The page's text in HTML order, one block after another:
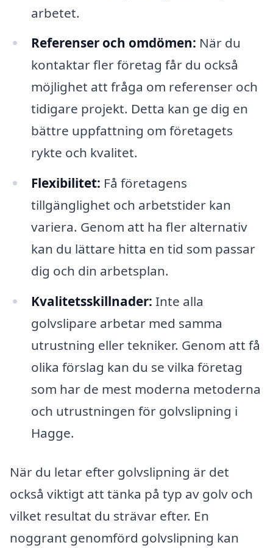
arbetet.
Referenser och omdömen: När du
kontaktar fler företag får du också
möjlighet att fråga om referenser och
tidigare projekt. Detta kan ge dig en
bättre uppfattning om företagets
rykte och kvalitet.
Flexibilitet: Få företagens
tillgänglighet och arbetstider kan
variera. Genom att ha fler alternativ
kan du lättare hitta en tid som passar
dig och din arbetsplan.
Kvalitetsskillnader: Inte alla
golvslipare arbetar med samma
utrustning eller tekniker. Genom att få
olika förslag kan du se vilka företag
som har de mest moderna metoderna
och utrustningen för golvslipning i
Hagge.
När du letar efter golvslipning är det
också viktigt att tänka på typ av golv och
vilket resultat du strävar efter. En
noggrant genomförd golvslipning kan